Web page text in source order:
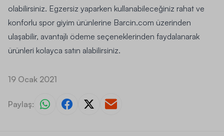
olabilirsiniz. Egzersiz yaparken kullanabileceğiniz rahat ve
konforlu spor giyim ürünlerine Barcin.com üzerinden
ulaşabilir, avantajlı ödeme seçeneklerinden faydalanarak
ürünleri kolayca satın alabilirsiniz.
19 Ocak 2021
Paylaş: